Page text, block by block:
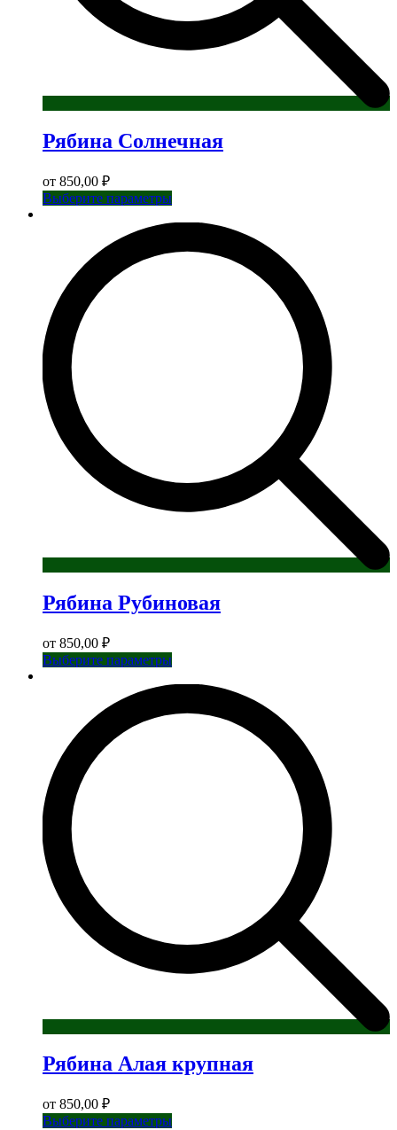
Рябина Солнечная
от 850,00 ₽
Выберите параметрыЭтот
вариаций.
Рябина Рубиновая
от 850,00 ₽
Выберите параметрыЭтот
вариаций.
Рябина Алая крупная
от 850,00 ₽
Выберите параметрыЭтот